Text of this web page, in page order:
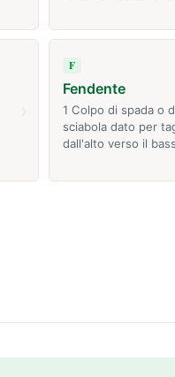
F
Fendente
1 Colpo di spada o
sciabola dato per
dall'alto verso il